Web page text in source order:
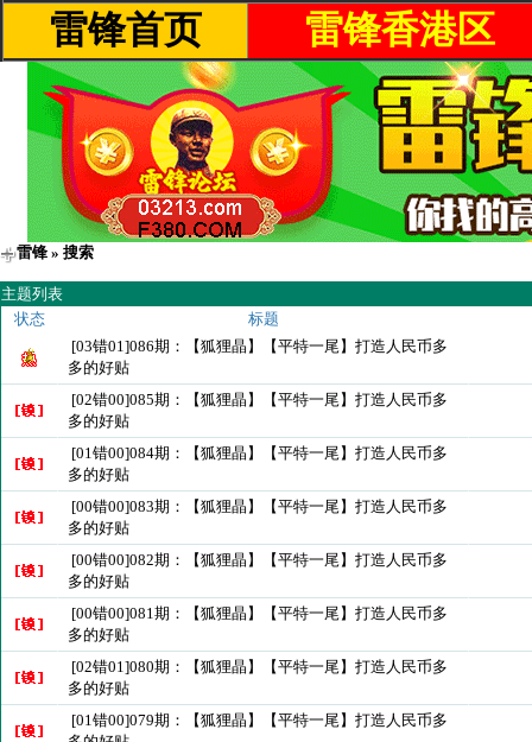
雷锋首页 雷锋香港区
雷锋 » 搜索
主题列表
状态
标题
[03错01]086期：【狐狸晶】【平特一尾】打造人民币多
多的好贴
[02错00]085期：【狐狸晶】【平特一尾】打造人民币多
多的好贴
[01错00]084期：【狐狸晶】【平特一尾】打造人民币多
多的好贴
[00错00]083期：【狐狸晶】【平特一尾】打造人民币多
多的好贴
[00错00]082期：【狐狸晶】【平特一尾】打造人民币多
多的好贴
[00错00]081期：【狐狸晶】【平特一尾】打造人民币多
多的好贴
[02错01]080期：【狐狸晶】【平特一尾】打造人民币多
多的好贴
[01错00]079期：【狐狸晶】【平特一尾】打造人民币多